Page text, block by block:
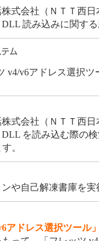
式会社（ＮＴＴ西
読み込みに関する
v4/v6アドレス選択
式会社（ＮＴＴ西
を読み込む際の
。
や自己解凍書庫を
アドレス選択ツール